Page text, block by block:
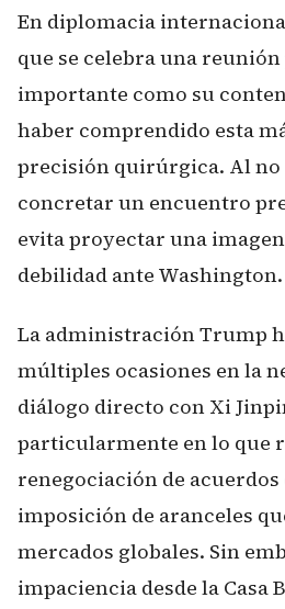
En diplomacia
que se celebra una
importante como su
haber comprendido esta
precisión quirúrgica. Al no
concretar un encuentro
evita proyectar una
debilidad ante Washington.
La administración Trump
múltiples ocasiones en la
diálogo directo con Xi
particularmente en lo que
renegociación de
imposición de aranceles
mercados globales. Sin
impaciencia desde la Casa